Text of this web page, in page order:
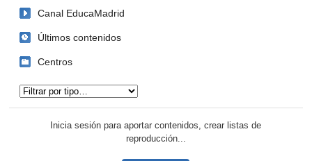
Canal EducaMadrid
Últimos contenidos
Centros
Inicia sesión para aportar contenidos, crear listas de
reproducción...